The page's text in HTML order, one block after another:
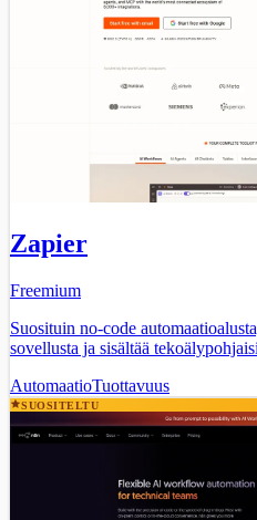
Zapier
Freemium
Suosituin no-code
sovellusta ja sisältää
AutomaatioTuottavuus
SUOSITELTU